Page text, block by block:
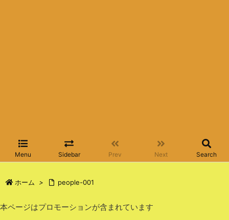
Menu Sidebar Prev Next Search
ホーム > people-001
本ページはプロモーションが含まれています